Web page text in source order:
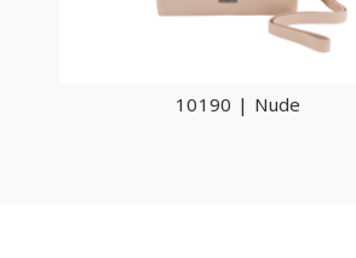
10190 | Nude